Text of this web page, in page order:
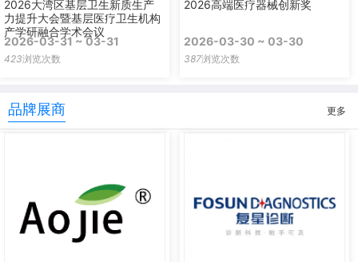
2026大湾区基层卫生新质生产
力提升大会暨基层医疗卫生机构
产学研融合学术会议
2026-03-31 ~ 03-31
423浏览次数
2026高端医疗器械创新奖
2026-03-30 ~ 03-30
387浏览次数
品牌展商 更多